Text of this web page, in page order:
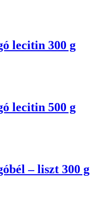
lecitin 300 g
lecitin 500 g
– liszt 300 g